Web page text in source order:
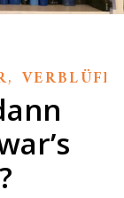
,